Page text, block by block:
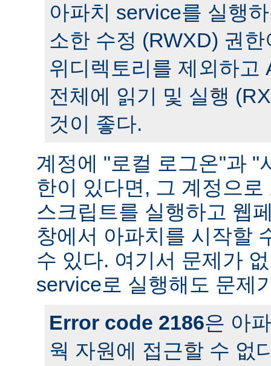
아파치 service를 실행
소한 수정 (RWXD) 권
위디렉토리를 제외하고
전체에 읽기 및 실행
것이 좋다.
계정에 "로컬 로그온"과 "
한이 있다면, 그 계정으
스크립트를 실행하고 웹
창에서 아파치를 시작할
수 있다. 여기서 문제가
service로 실행해도 문제
Error code 2186은 아
웍 자원에 접근할 수 없